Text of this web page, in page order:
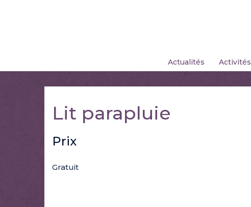
Actualités Activités
Lit parapluie
Prix
Gratuit